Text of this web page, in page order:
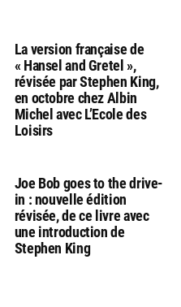
La version française de
« Hansel and Gretel »,
révisée par Stephen King,
en octobre chez Albin
Michel avec L’Ecole des
Loisirs
Joe Bob goes to the drive-
in : nouvelle édition
révisée, de ce livre avec
une introduction de
Stephen King